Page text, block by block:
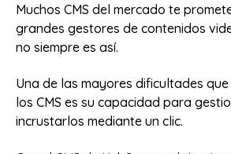
Muchos CMS del mercado te
grandes gestores de contenidos
no siempre es así.
Una de las mayores dificultades
los CMS es su capacidad para
incrustarlos mediante un clic.